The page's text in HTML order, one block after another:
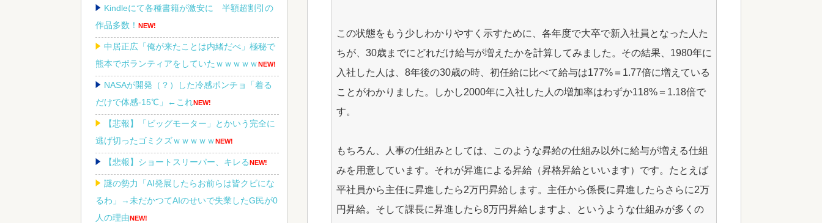
この状態をもう少しわかりやすく示すために、各年度で大卒で新入社員となった人た
ちが、30歳までにどれだけ給与が増えたかを計算してみました。その結果、1980年に
入社した人は、8年後の30歳の時、初任給に比べて給与は177%＝1.77倍に増えている
ことがわかりました。しかし2000年に入社した人の増加率はわずか118%＝1.18倍で
す。
もちろん、人事の仕組みとしては、このような昇給の仕組み以外に給与が増える仕組
みを用意しています。それが昇進による昇給（昇格昇給といいます）です。たとえば
平社員から主任に昇進したら2万円昇給します。主任から係長に昇進したらさらに2万
円昇給。そして課長に昇進したら8万円昇給しますよ、というような仕組みが多くの
Kindleにて各種書籍が激安に 半額超割引の
作品多数！ NEW!
中居正広「俺が来たことは内緒だべ」極秘で
熊本でボランティアをしていたｗｗｗｗｗNEW!
NASAが開発（？）した冷感ポンチョ「着る
だけで体感-15℃」←これNEW!
【悲報】「ビッグモーター」とかいう完全に
逃げ切ったゴミクズｗｗｗｗｗNEW!
【悲報】ショートスリーパー、キレるNEW!
謎の勢力「AI発展したらお前らは皆クビにな
るわ」→未だかつてAIのせいで失業したG民が0
人の理由NEW!